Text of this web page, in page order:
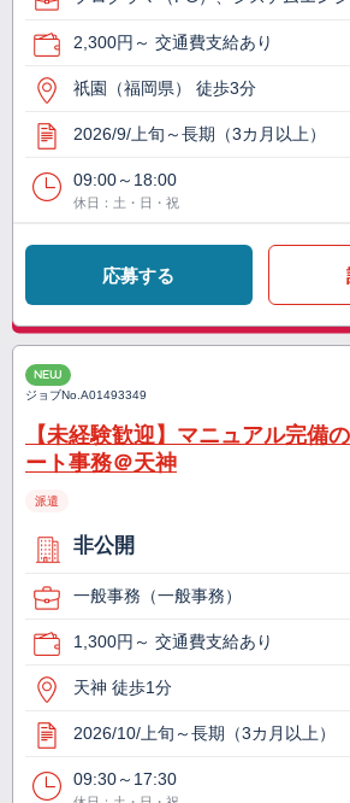
2,300円～ 交通費支給あり
祇園（福岡県） 徒歩3分
2026/9/上旬～長期（3カ月以上）
09:00～18:00
休日：土・日・祝
応募する
NEW
ジョブNo.A01493349
【未経験歓迎】マニュアル完備
ート事務＠天神
派遣
非公開
一般事務（一般事務）
1,300円～ 交通費支給あり
天神 徒歩1分
2026/10/上旬～長期（3カ月以上）
09:30～17:30